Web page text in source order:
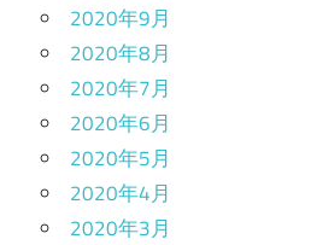
2020年9月
2020年8月
2020年7月
2020年6月
2020年5月
2020年4月
2020年3月